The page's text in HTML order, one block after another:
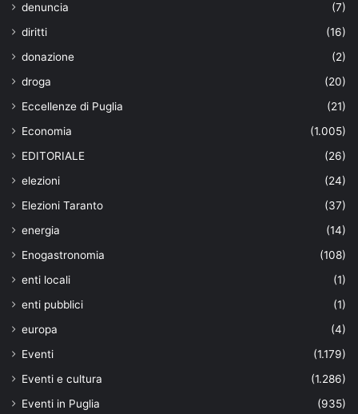
denuncia
(7)
diritti
(16)
donazione
(2)
droga
(20)
Eccellenze di Puglia
(21)
Economia
(1.005)
EDITORIALE
(26)
elezioni
(24)
Elezioni Taranto
(37)
energia
(14)
Enogastronomia
(108)
enti locali
(1)
enti pubblici
(1)
europa
(4)
Eventi
(1.179)
Eventi e cultura
(1.286)
Eventi in Puglia
(935)